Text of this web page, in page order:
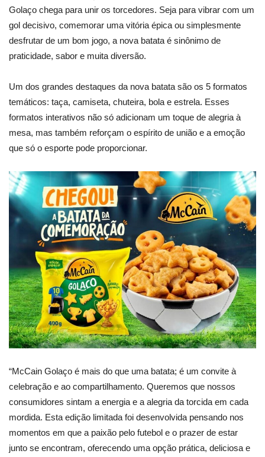
Golaço chega para unir os torcedores. Seja para vibrar com um
gol decisivo, comemorar uma vitória épica ou simplesmente
desfrutar de um bom jogo, a nova batata é sinônimo de
praticidade, sabor e muita diversão.
Um dos grandes destaques da nova batata são os 5 formatos
temáticos: taça, camiseta, chuteira, bola e estrela. Esses
formatos interativos não só adicionam um toque de alegria à
mesa, mas também reforçam o espírito de união e a emoção
que só o esporte pode proporcionar.
“McCain Golaço é mais do que uma batata; é um convite à
celebração e ao compartilhamento. Queremos que nossos
consumidores sintam a energia e a alegria da torcida em cada
mordida. Esta edição limitada foi desenvolvida pensando nos
momentos em que a paixão pelo futebol e o prazer de estar
junto se encontram, oferecendo uma opção prática, deliciosa e